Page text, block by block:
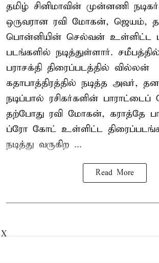
தமிழ் சினிமாவின் முன்னணி
ஒருவரான ரவி மோகன், ஜெயம்,
பொன்னியின் செல்வன் உள்ளிட்ட
படங்களில் நடித்துள்ளார்.
பராசக்தி திரைப்படத்தில் வில்லன்
கதாபாத்திரத்தில் நடித்த அவர்,
நடிப்பால் ரசிகர்களின் பாராட்டைப்
தற்போது ரவி மோகன், கராத்தே
ப்ரோ கோட் உள்ளிட்ட
நடித்து வருகிற ...
Read More
X